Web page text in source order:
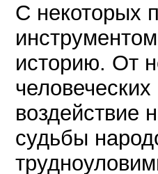
С некоторых
историю. От
воздействие
судьбы